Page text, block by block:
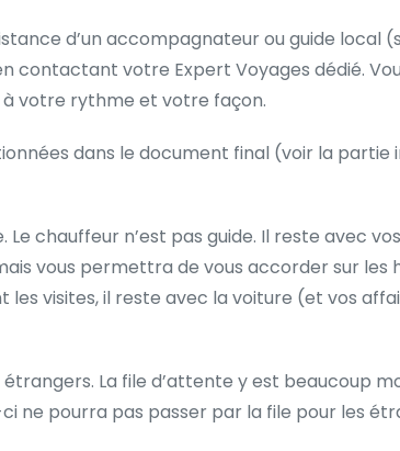
d’un accompagnateur ou guide local
contactant votre Expert Voyages dédié.
votre rythme et votre façon.
dans le document final (voir la partie
Le chauffeur n’est pas guide. Il reste avec
vous permettra de vous accorder sur
visites, il reste avec la voiture (et vos
La file d’attente y est beaucoup
ne pourra pas passer par la file pour les